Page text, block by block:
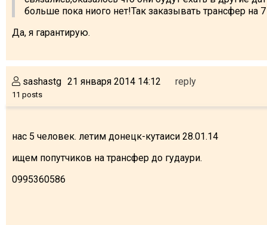
больше пока ниого нет!Так заказывать трансфер на 7
Да, я гарантирую.
sashastg
11 posts
21 января 2014 14:12 reply
нас 5 человек. летим донецк-кутаиси 28.01.14
ищем попутчиков на трансфер до гудаури.
0995360586